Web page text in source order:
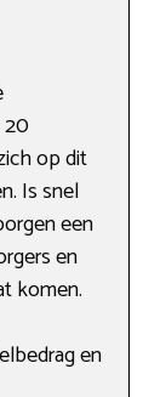
op dit
Is snel
een
en
komen.
en